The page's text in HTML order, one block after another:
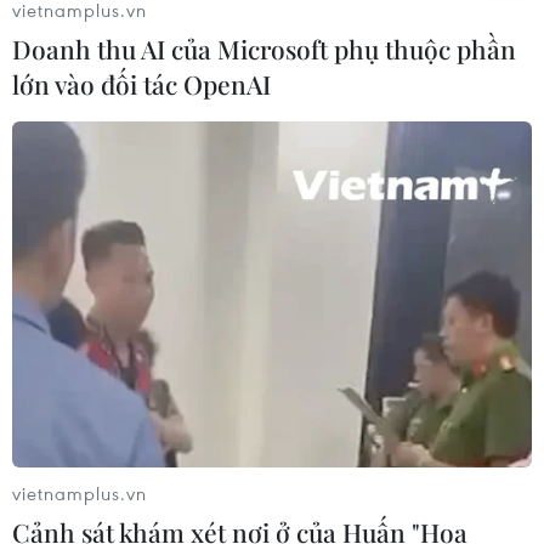
Nghị quyết số 57- NQ/TW: Lấy doanh
nghiệp làm trung tâm đổi mới sáng
Khơi thông thể chế để doanh nghiệp
Nhà nước dẫn dắt tăng trưởng
31/07/2026 12:35
vietnamplus.vn
Doanh thu AI của Microsoft phụ thuộc phần
lớn vào đối tác OpenAI
vietnamplus.vn
Cảnh sát khám xét nơi ở của Huấn "Hoa